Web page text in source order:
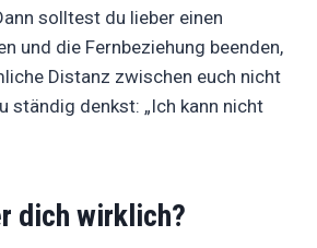
solltest du lieber einen
und die Fernbeziehung beenden,
Distanz zwischen euch nicht
ständig denkst: „Ich kann nicht
dich wirklich?